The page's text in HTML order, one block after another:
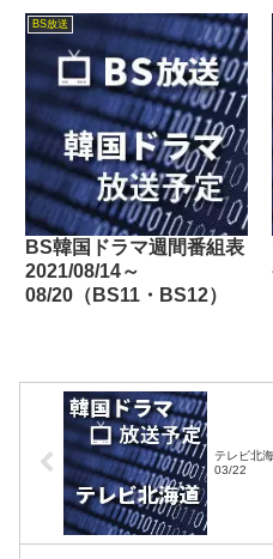
BS放送
BS韓国ドラマ週間番組表
2021/08/14～
08/20（BS11・BS12）
テレビ北
03/22